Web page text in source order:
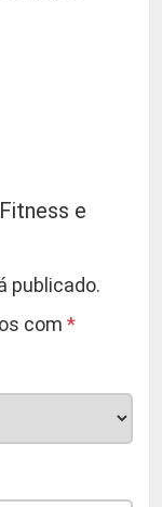
e
publicado.
com *